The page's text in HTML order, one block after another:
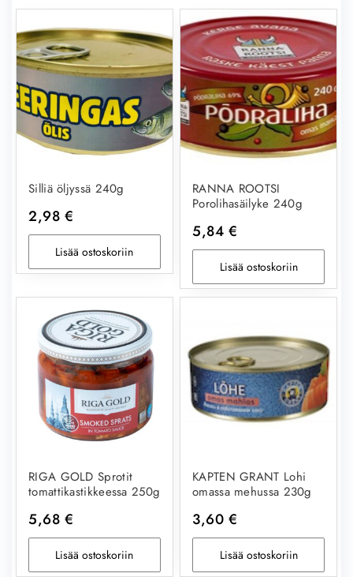
Silliä öljyssä 240g
2,98 €
Lisää ostoskoriin
RANNA ROOTSI
Porolihasäilyke 240g
5,84 €
Lisää ostoskoriin
RIGA GOLD Sprotit
tomattikastikkeessa 250g
5,68 €
Lisää ostoskoriin
KAPTEN GRANT Lohi
omassa mehussa 230g
3,60 €
Lisää ostoskoriin